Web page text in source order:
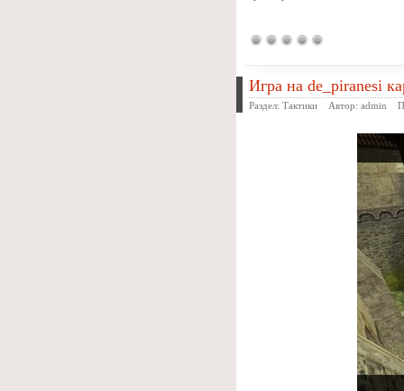
Игра на de_piranesi
Раздел: Тактики Автор: admin